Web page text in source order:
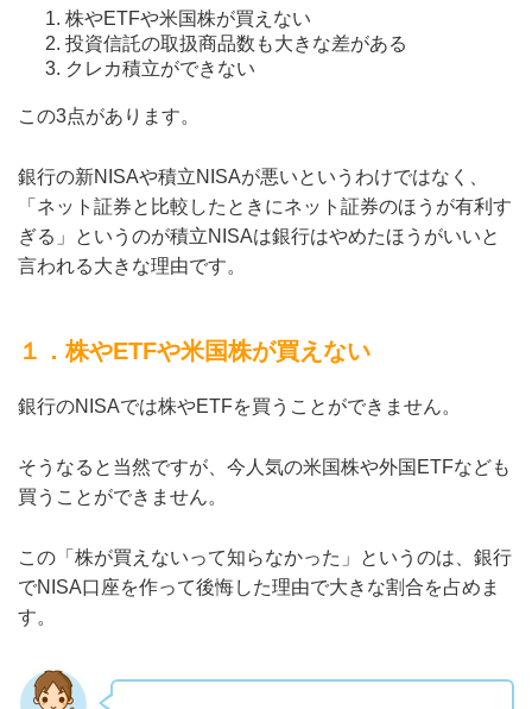
株やETFや米国株が買えない
投資信託の取扱商品数も大きな差がある
クレカ積立ができない
この3点があります。
銀行の新NISAや積立NISAが悪いというわけではなく、
「ネット証券と比較したときにネット証券のほうが有利す
ぎる」というのが積立NISAは銀行はやめたほうがいいと
言われる大きな理由です。
１．株やETFや米国株が買えない
銀行のNISAでは株やETFを買うことができません。
そうなると当然ですが、今人気の米国株や外国ETFなども
買うことができません。
この「株が買えないって知らなかった」というのは、銀行
でNISA口座を作って後悔した理由で大きな割合を占めま
す。